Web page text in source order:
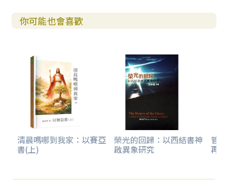
你可能也會喜歡
清晨嗎哪到我家：以賽亞
書(上)
榮光的回歸：以西結書神
啟異象研究
管
再